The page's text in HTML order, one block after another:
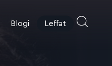
Blogi Leffat